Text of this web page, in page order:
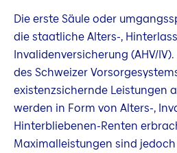
Die erste Säule oder
die staatliche Alters-,
Invalidenversicherung (AHV/
des Schweizer
existenzsichernde Leistungen
werden in Form von Alters-,
Hinterbliebenen-Renten
Maximalleistungen sind